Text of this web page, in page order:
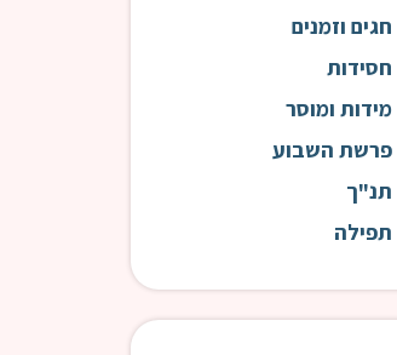
חגים וזמנים
חסידות
מידות ומוסר
פרשת השבוע
תנ"ך
תפילה